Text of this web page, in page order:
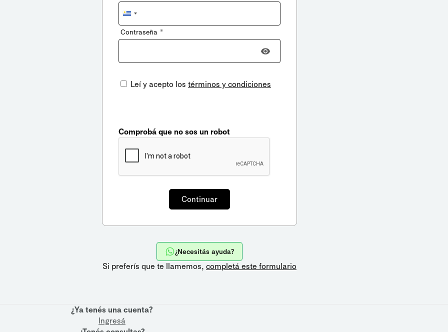
Uruguay
+598
Contraseña *
Leí y acepto los términos y condiciones
Comprobá que no sos un robot
¿Necesitás ayuda?
Si preferís que te llamemos, completá este formulario
¿Ya tenés una cuenta?
Ingresá